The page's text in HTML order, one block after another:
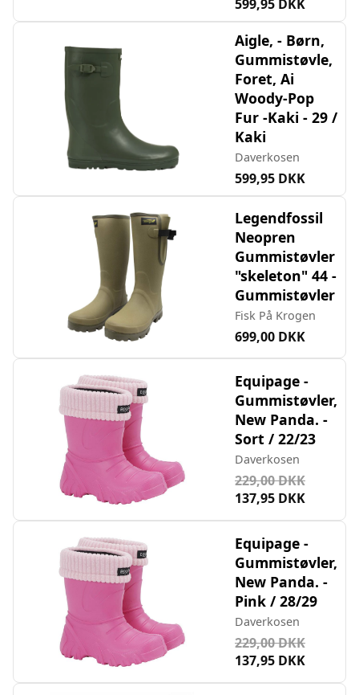
599,95 DKK
Aigle, - Børn,
Gummistøvle,
Foret, Ai
Woody-Pop
Fur -Kaki - 29 /
Kaki
Daverkosen
599,95 DKK
Legendfossil
Neopren
Gummistøvler
"skeleton" 44 -
Gummistøvler
Fisk På Krogen
699,00 DKK
Equipage -
Gummistøvler,
New Panda. -
Sort / 22/23
Daverkosen
229,00 DKK
137,95 DKK
Equipage -
Gummistøvler,
New Panda. -
Pink / 28/29
Daverkosen
229,00 DKK
137,95 DKK